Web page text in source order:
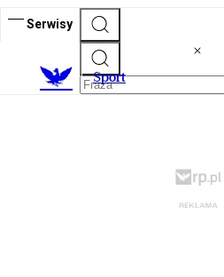
Serwisy
Sport